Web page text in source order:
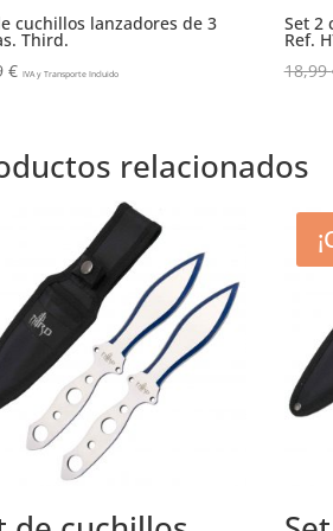
cuchillos lanzadores de 3
Third.
€ IVA y Transporte Incluido
Set 2
Ref.
18,99
relacionados